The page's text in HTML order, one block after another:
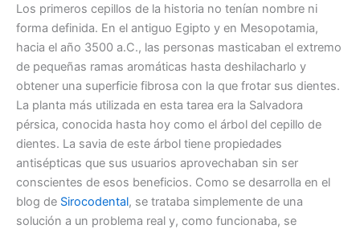
Los primeros cepillos de la historia no tenían nombre ni
forma definida. En el antiguo Egipto y en Mesopotamia,
hacia el año 3500 a.C., las personas masticaban el extremo
de pequeñas ramas aromáticas hasta deshilacharlo y
obtener una superficie fibrosa con la que frotar sus dientes.
La planta más utilizada en esta tarea era la Salvadora
pérsica, conocida hasta hoy como el árbol del cepillo de
dientes. La savia de este árbol tiene propiedades
antisépticas que sus usuarios aprovechaban sin ser
conscientes de esos beneficios. Como se desarrolla en el
blog de Sirocodental, se trataba simplemente de una
solución a un problema real y, como funcionaba, se